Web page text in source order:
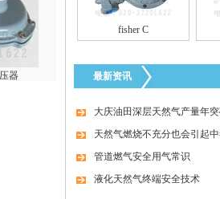
器
fisher C
最新资讯
大庆油田深层天然气产量年
天然气燃烧不充分也会引起
管道燃气安全用气常识
液化天然气终端安全技术